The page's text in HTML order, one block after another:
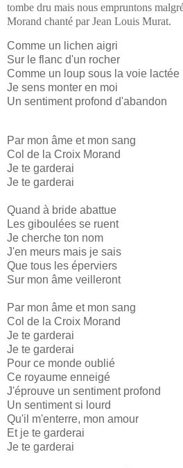
tombe dru mais nous empruntons
Morand chanté par Jean Louis Murat.
Comme un lichen aigri
Sur le flanc d'un rocher
Comme un loup sous la voie lactée
Je sens monter en moi
Un sentiment profond d'abandon
Par mon âme et mon sang
Col de la Croix Morand
Je te garderai
Je te garderai
Quand à bride abattue
Les giboulées se ruent
Je cherche ton nom
J'en meurs mais je sais
Que tous les éperviers
Sur mon âme veilleront
Par mon âme et mon sang
Col de la Croix Morand
Je te garderai
Je te garderai
Pour ce monde oublié
Ce royaume enneigé
J'éprouve un sentiment profond
Un sentiment si lourd
Qu'il m'enterre, mon amour
Et je te garderai
Je te garderai